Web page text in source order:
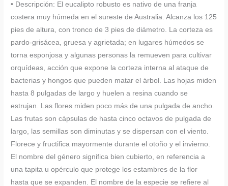
• Descripción: El eucalipto robusto es nativo de una franja
costera muy húmeda en el sureste de Australia. Alcanza los 125
pies de altura, con tronco de 3 pies de diámetro. La corteza es
pardo-grisácea, gruesa y agrietada; en lugares húmedos se
torna esponjosa y algunas personas la remueven para cultivar
orquídeas, acción que expone la corteza interna al ataque de
bacterias y hongos que pueden matar el árbol. Las hojas miden
hasta 8 pulgadas de largo y huelen a resina cuando se
estrujan. Las flores miden poco más de una pulgada de ancho.
Las frutas son cápsulas de hasta cinco octavos de pulgada de
largo, las semillas son diminutas y se dispersan con el viento.
Florece y fructifica mayormente durante el otoño y el invierno.
El nombre del género significa bien cubierto, en referencia a
una tapita u opérculo que protege los estambres de la flor
hasta que se expanden. El nombre de la especie se refiere al